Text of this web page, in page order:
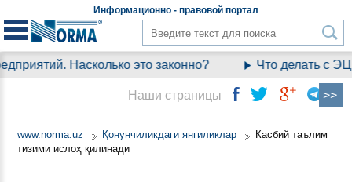
Информационно - правовой портал
Насколько это законно? Что делать с
www.norma.uz Қонунчиликдаги янгиликлар
Касбий таълим
тизими ислоҳ қилинади
Наши страницы